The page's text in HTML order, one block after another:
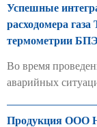
Успешные
расходомера
термометрии
Во время
аварийных
Продукция ООО